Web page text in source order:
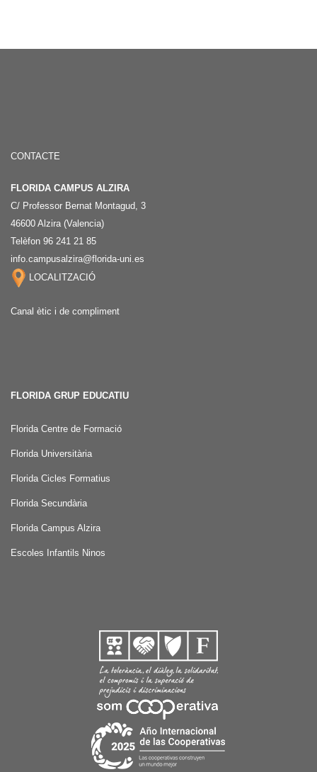
CONTACTE
FLORIDA CAMPUS ALZIRA
C/ Professor Bernat Montagud, 3
46600 Alzira (Valencia)
Telèfon 96 241 21 85
info.campusalzira@florida-uni.es
LOCALITZACIÓ
Canal ètic i de compliment
FLORIDA GRUP EDUCATIU
Florida Centre de Formació
Florida Universitària
Florida Cicles Formatius
Florida Secundària
Florida Campus Alzira
Escoles Infantils Ninos